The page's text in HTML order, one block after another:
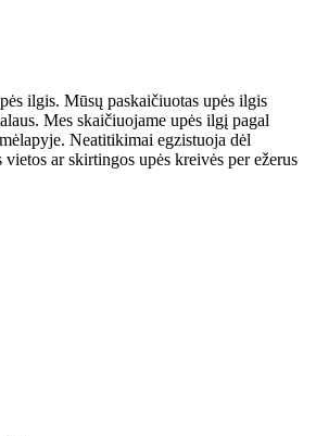
ilgis. Mūsų paskaičiuotas upės ilgis
Mes skaičiuojame upės ilgį pagal
Neatitikimai egzistuoja dėl
ar skirtingos upės kreivės per ežerus